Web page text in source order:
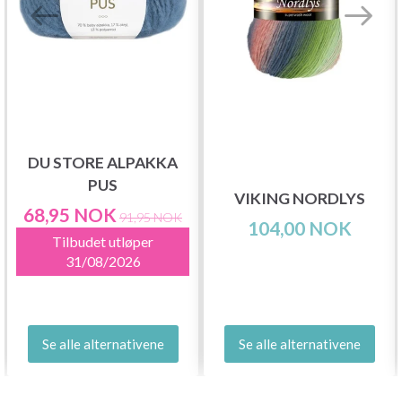
DU STORE ALPAKKA
PUS
68,95 NOK 91,95 NOK
Tilbudet utløper
31/08/2026
Se alle alternativene
VIKING NORDLYS
104,00 NOK
Se alle alternativene